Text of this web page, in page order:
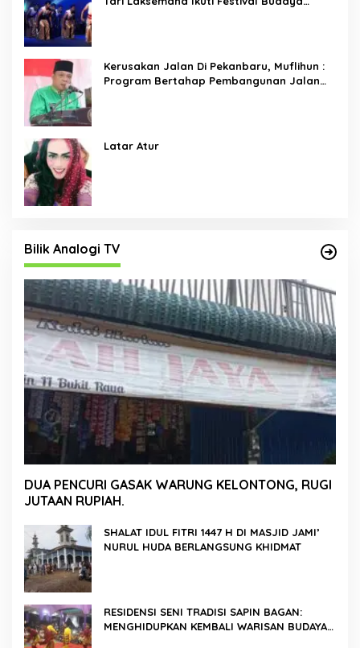
Kerusakan Jalan Di Pekanbaru, Muflihun :
Program Bertahap Pembangunan Jalan
Latar Atur
Bilik Analogi TV
DUA PENCURI GASAK WARUNG KELONTONG, RUGI
JUTAAN RUPIAH.
SHALAT IDUL FITRI 1447 H DI MASJID JAMI’
NURUL HUDA BERLANGSUNG KHIDMAT
RESIDENSI SENI TRADISI SAPIN BAGAN:
MENGHIDUPKAN KEMBALI WARISAN BUDAYA